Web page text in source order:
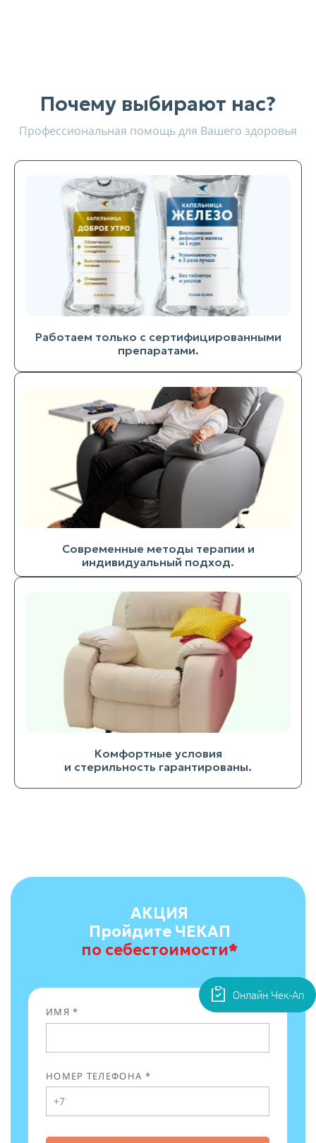
Почему выбирают нас?
Профессиональная помощь для Вашего здоровья
Работаем только с сертифицированными
препаратами.
Современные методы терапии и
индивидуальный подход.
Комфортные условия
и стерильность гарантированы.
АКЦИЯ
Пройдите ЧЕКАП
по себестоимости*
ИМЯ *
НОМЕР ТЕЛЕФОНА *
Онлайн Чек-Ап